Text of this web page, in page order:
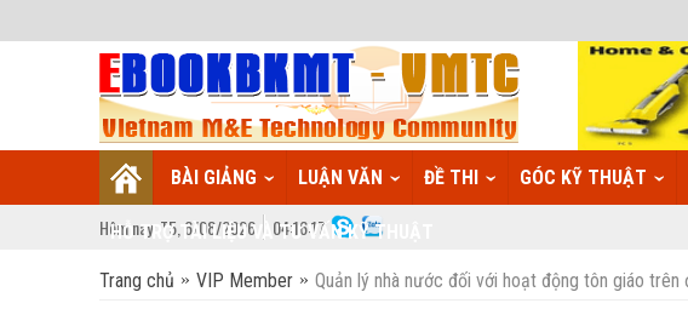
BÀI GIẢNG LUẬN VĂN ĐỀ THI GÓC KỸ THUẬT
HỖ TRỢ TÀI LIỆU VÀ TƯ VẤN KỸ THUẬT
Hôm nay: T5, 6/08/2026 04:16:18
Trang chủ VIP Member Quản lý nhà nước đối với hoạt động tôn giáo